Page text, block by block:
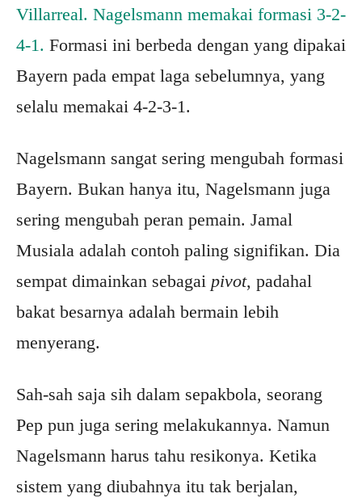
Villarreal. Nagelsmann memakai formasi 3-2-
4-1. Formasi ini berbeda dengan yang dipakai
Bayern pada empat laga sebelumnya, yang
selalu memakai 4-2-3-1.
Nagelsmann sangat sering mengubah formasi
Bayern. Bukan hanya itu, Nagelsmann juga
sering mengubah peran pemain. Jamal
Musiala adalah contoh paling signifikan. Dia
sempat dimainkan sebagai pivot, padahal
bakat besarnya adalah bermain lebih
menyerang.
Sah-sah saja sih dalam sepakbola, seorang
Pep pun juga sering melakukannya. Namun
Nagelsmann harus tahu resikonya. Ketika
sistem yang diubahnya itu tak berjalan,